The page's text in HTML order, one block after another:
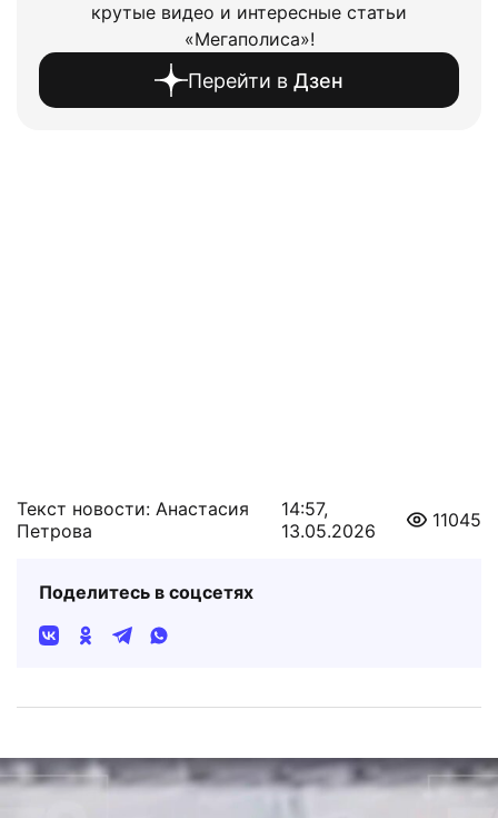
крутые видео и интересные статьи
«Мегаполиса»!
Перейти в Дзен
Текст новости: Анастасия
Петрова
14:57,
13.05.2026
11045
Поделитесь в соцсетях